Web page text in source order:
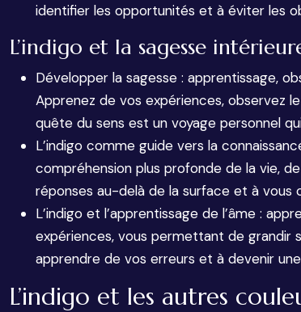
identifier les opportunités et à éviter les
L’indigo et la sagesse
Développer la sagesse : apprentissage,
Apprenez de vos expériences, observez
quête du sens est un voyage personnel
L’indigo comme guide vers la
compréhension plus profonde de la vie,
réponses au-delà de la surface et à vous
L’indigo et l’apprentissage de l’âme :
expériences, vous permettant de grandir
apprendre de vos erreurs et à devenir
L’indigo et les autres